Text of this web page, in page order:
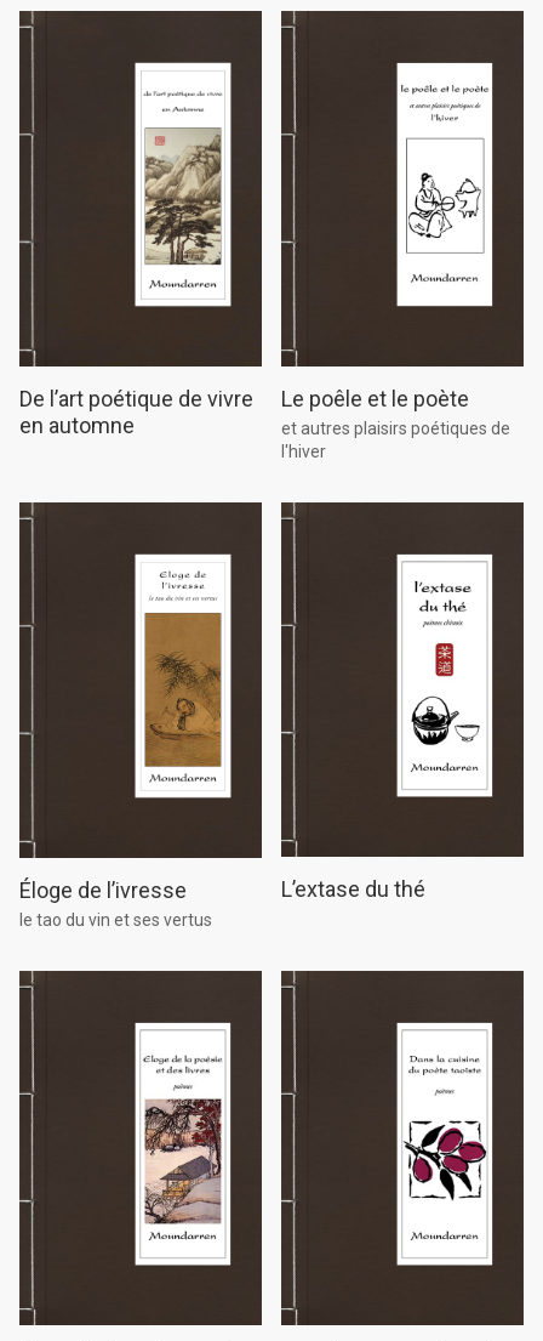
De l’art poétique de vivre
en automne
Le poêle et le poète
et autres plaisirs poétiques de
l'hiver
Éloge de l’ivresse
le tao du vin et ses vertus
L’extase du thé